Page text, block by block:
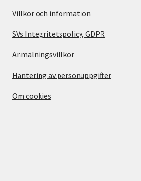
Villkor och information
SVs Integritetspolicy, GDPR
Anmälningsvillkor
Hantering av personuppgifter
Om cookies